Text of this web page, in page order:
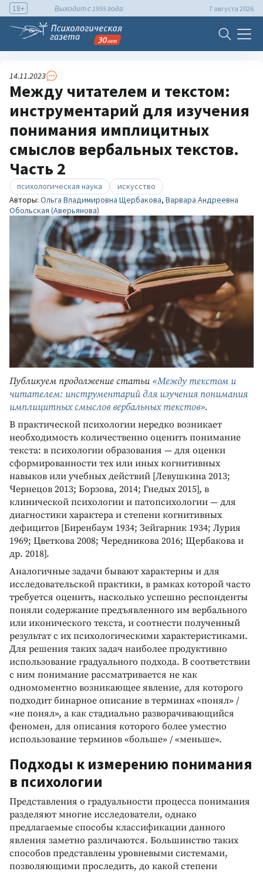
18+ Выходит с 1995 года 7 августа 2026
14.11.2023
Между читателем и текстом:
инструментарий для изучения
понимания имплицитных
смыслов вербальных текстов.
Часть 2
психологическая наука
искусство
Авторы: Ольга Владимировна Щербакова, Варвара Андреевна
Обольская (Аверьянова)
Публикуем продолжение статьи «Между текстом и
читателем: инструментарий для изучения понимания
имплицитных смыслов вербальных текстов».
В практической психологии нередко возникает
необходимость количественно оценить понимание
текста: в психологии образования — для оценки
сформированности тех или иных когнитивных
навыков или учебных действий [Левушкина 2013;
Чернецов 2013; Борзова, 2014; Гнедых 2015], в
клинической психологии и патопсихологии — для
диагностики характера и степени когнитивных
дефицитов [Биренбаум 1934; Зейгарник 1934; Лурия
1969; Цветкова 2008; Чередникова 2016; Щербакова и
др. 2018].
Аналогичные задачи бывают характерны и для
исследовательской практики, в рамках которой часто
требуется оценить, насколько успешно респонденты
поняли содержание предъявленного им вербального
или иконического текста, и соотнести полученный
результат с их психологическими характеристиками.
Для решения таких задач наиболее продуктивно
использование градуального подхода. В соответствии
с ним понимание рассматривается не как
одномоментно возникающее явление, для которого
подходит бинарное описание в терминах «понял» /
«не понял», а как стадиально разворачивающийся
феномен, для описания которого более уместно
использование терминов «больше» / «меньше».
Подходы к измерению понимания
в психологии
Представления о градуальности процесса понимания
разделяют многие исследователи, однако
предлагаемые способы классификации данного
явления заметно различаются. Большинство таких
способов представлены уровневыми системами,
позволяющими проследить, до какой степени